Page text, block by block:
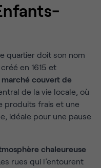
quartier doit son nom
en 1615 et
couvert de
de la vie locale, où
produits frais et une
idéale pour une pause
chaleureuse
rues qui l’entourent